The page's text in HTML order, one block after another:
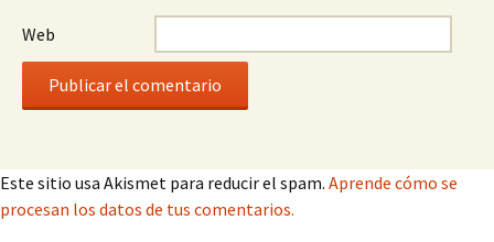
Web
Este sitio usa Akismet para reducir el spam. Aprende cómo se
procesan los datos de tus comentarios.